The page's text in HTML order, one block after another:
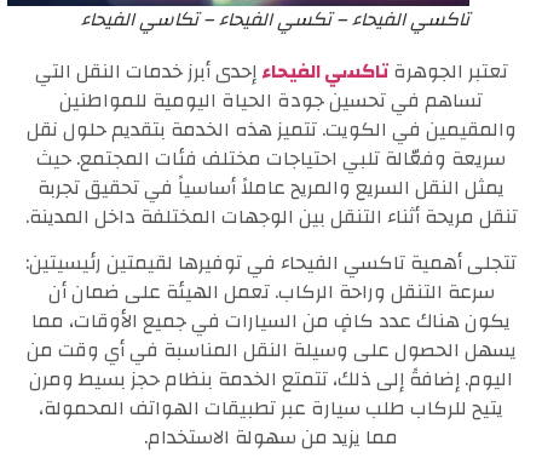
تاكسي الفيحاء – تكسي الفيحاء – تكاسي الفيحاء
تعتبر الجوهرةتاكسي الفيحاءإحدى أبرز خدمات النقل التي
تساهم في تحسين جودة الحياة اليومية للمواطنين
والمقيمين في الكويت. تتميز هذه الخدمة بتقديم حلول نقل
سريعة وفعّالة تلبي احتياجات مختلف فئات المجتمع. حيث
يمثل النقل السريع والمريح عاملاً أساسياً في تحقيق تجربة
تنقل مريحة أثناء التنقل بين الوجهات المختلفة داخل المدينة.
تتجلى أهمية تاكسي الفيحاء في توفيرها لقيمتين رئيسيتين:
سرعة التنقل وراحة الركاب. تعمل الهيئة على ضمان أن
يكون هناك عدد كافٍ من السيارات في جميع الأوقات، مما
يسهل الحصول على وسيلة النقل المناسبة في أي وقت من
اليوم. إضافةً إلى ذلك، تتمتع الخدمة بنظام حجز بسيط ومرن
يتيح للركاب طلب سيارة عبر تطبيقات الهواتف المحمولة،
مما يزيد من سهولة الاستخدام.